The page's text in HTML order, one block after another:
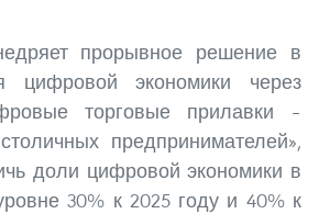
прорывное решение в
цифровой экономики через
торговые прилавки –
предпринимателей»,
доли цифровой экономики в
30% к 2025 году и 40% к